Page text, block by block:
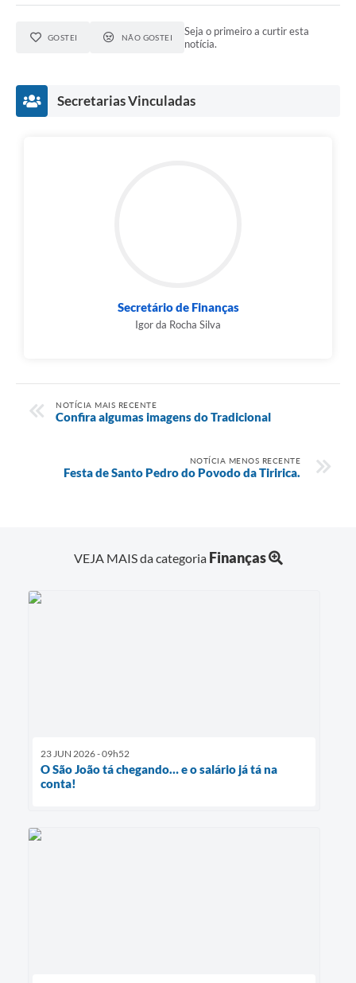
GOSTEI NÃO GOSTEI
Seja o primeiro a curtir esta
notícia.
Secretarias Vinculadas
Secretário de Finanças
Igor da Rocha Silva
NOTÍCIA MAIS RECENTE
Confira algumas imagens do Tradicional
NOTÍCIA MENOS RECENTE
Festa de Santo Pedro do Povodo da Tiririca.
VEJA MAIS da categoria Finanças
23 JUN 2026 - 09h52
O São João tá chegando… e o salário já tá na
conta!